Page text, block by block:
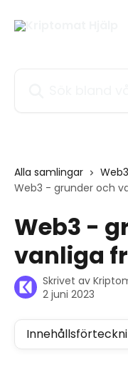
Alla samlingar
Web3
Web3 - grunder och
Web3 -
vanliga
Skrivet av
2 juni 2023